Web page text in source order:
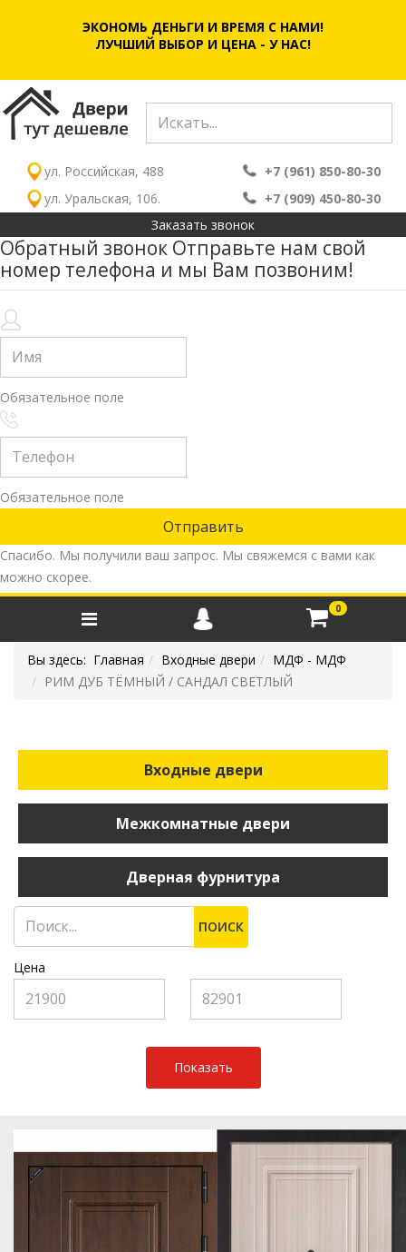
ЭКОНОМЬ ДЕНЬГИ И ВРЕМЯ С НАМИ!
ЛУЧШИЙ ВЫБОР И ЦЕНА - У НАС!
ул. Российская, 488
+7 (961) 850-80-30
ул. Уральская, 106.
+7 (909) 450-80-30
Заказать звонок
Обратный звонок Отправьте нам свой
номер телефона и мы Вам позвоним!
Обязательное поле
Обязательное поле
Спасибо. Мы получили ваш запрос. Мы свяжемся с вами как
можно скорее.
0
Вы здесь: Главная Входные двери
МДФ - МДФ
РИМ ДУБ ТЁМНЫЙ / САНДАЛ СВЕТЛЫЙ
Входные двери
Межкомнатные двери
Дверная фурнитура
ПОИСК
Цена